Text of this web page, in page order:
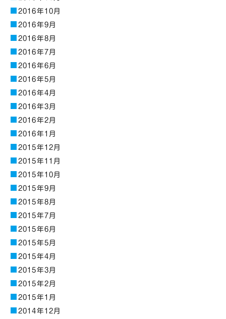
2016年10月
2016年9月
2016年8月
2016年7月
2016年6月
2016年5月
2016年4月
2016年3月
2016年2月
2016年1月
2015年12月
2015年11月
2015年10月
2015年9月
2015年8月
2015年7月
2015年6月
2015年5月
2015年4月
2015年3月
2015年2月
2015年1月
2014年12月